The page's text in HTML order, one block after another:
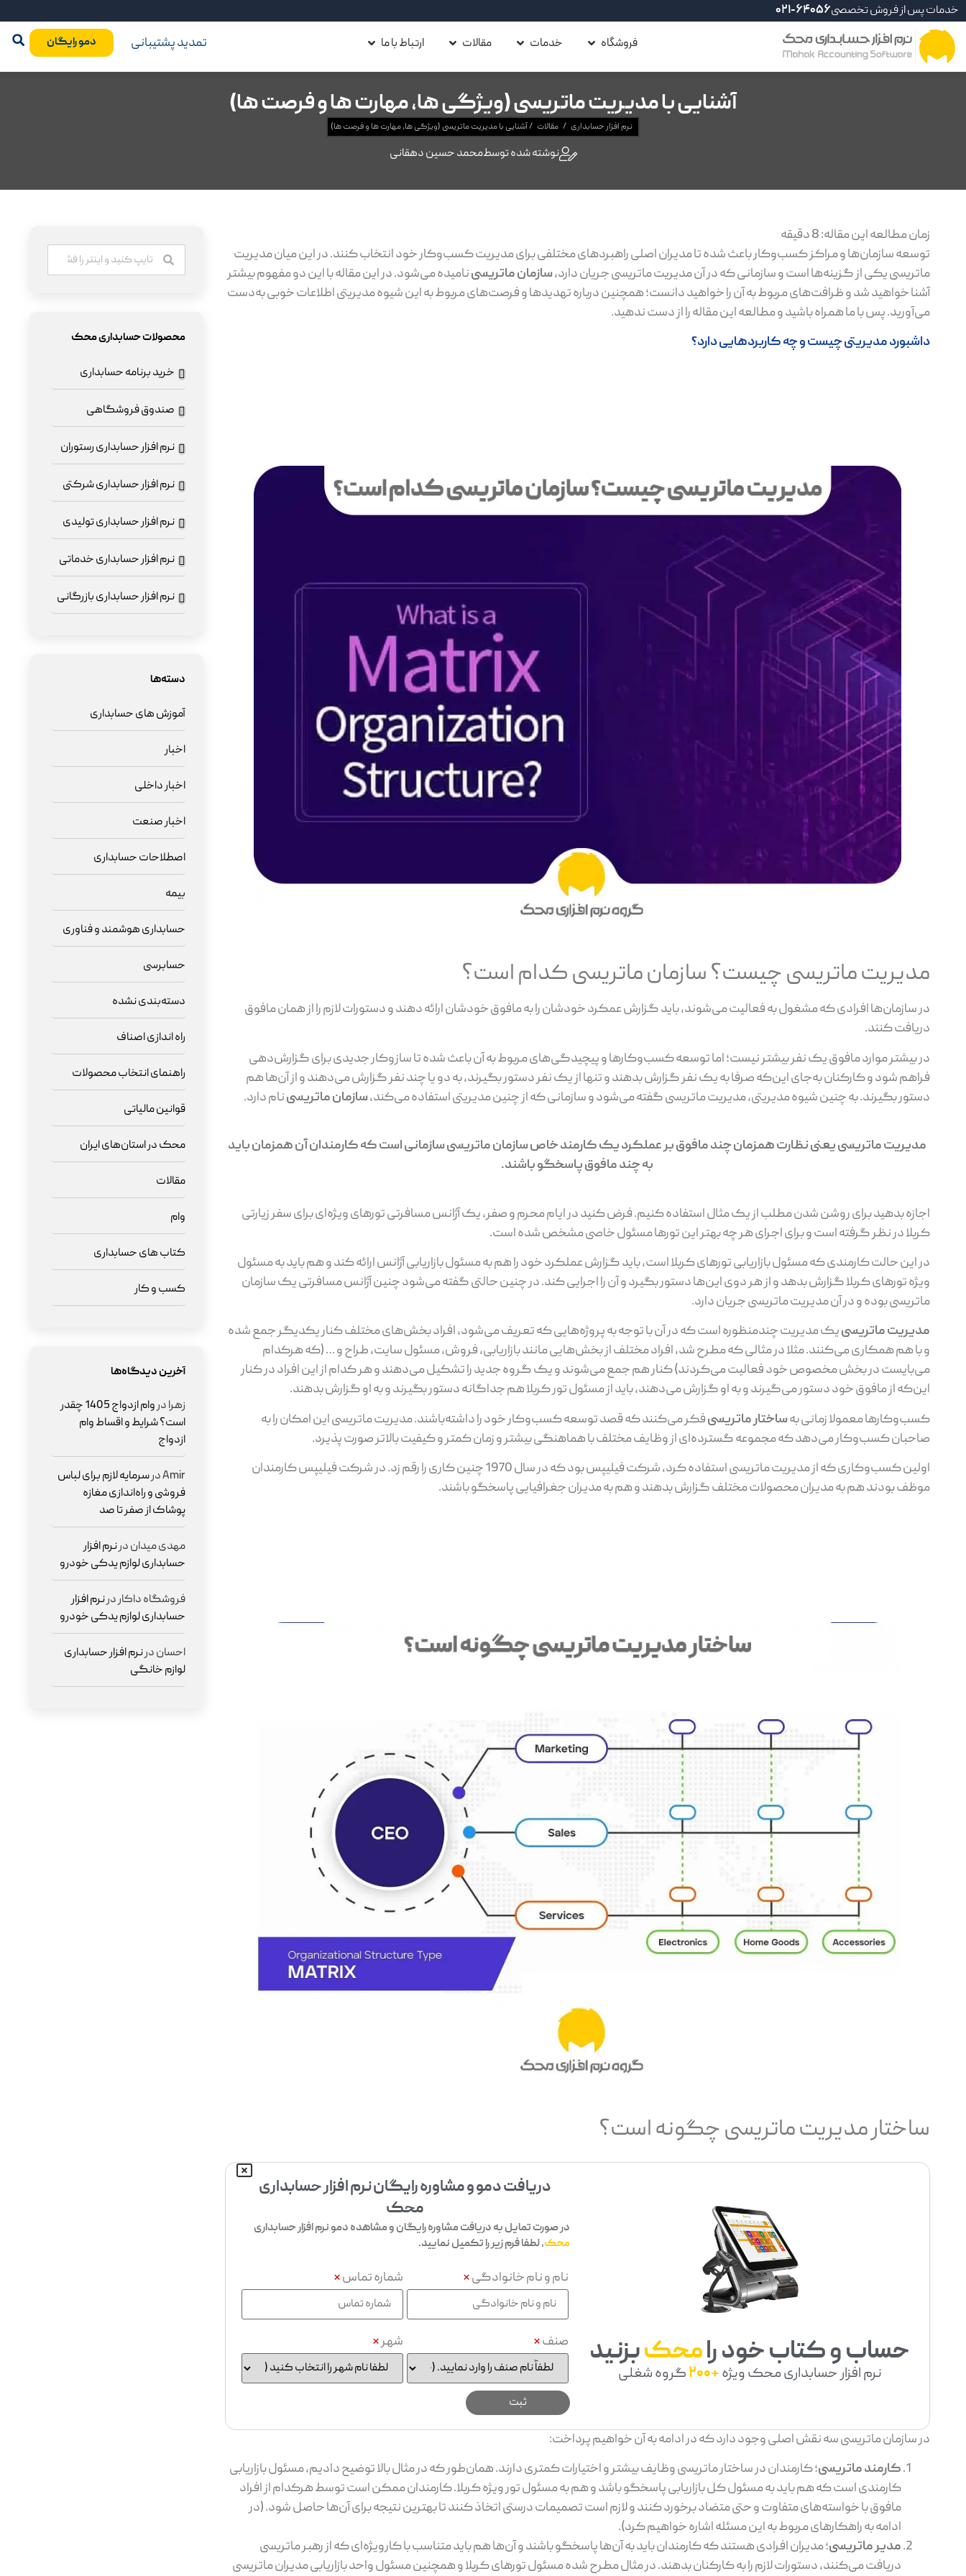
خدمات پس از فروش تخصصی021-64056
فروشگاه خدمات مقالات ارتباط با ما تمدید پشتیبانی دمو رایگان
آشنایی با مدیریت ماتریسی (ویژگی ها، مهارت ها و فرصت ها)
نرم افزار حسابداری / مقالات /آشنایی با مدیریت ماتریسی (ویژگی ها، مهارت ها و فرصت ها)
نوشته شده توسطمحمد حسین دهقانی
زمان مطالعه این مقاله:8دقیقه
توسعه سازمان‌ها و مراکز کسب‌وکار باعث شده تا مدیران اصلی راهبردهای مختلفی برای مدیریت کسب‌وکار خود انتخاب کنند. در این میان مدیریت
ماتریسی یکی از گزینه‌ها است و سازمانی که در آن مدیریت ماتریسی جریان دارد،سازمان ماتریسینامیده می‌شود. در این مقاله با این دو مفهوم بیشتر
آشنا خواهید شد و ظرافت‌های مربوط به آن را خواهید دانست؛ همچنین درباره تهدید‌ها و فرصت‌های مربوط به این شیوه مدیریتی اطلاعات خوبی به‌دست
می‌آورید. پس با ما همراه باشید و مطالعه این مقاله را از دست ندهید.
داشبورد مدیریتی چیست و چه کاربردهایی دارد؟
مدیریت ماتریسی چیست؟ سازمان ماتریسی کدام است؟
در سازمان‌ها افرادی که مشغول به فعالیت می‌شوند، باید گزارش عمکرد خودشان را به مافوق خودشان ارائه دهند و دستورات لازم را از همان مافوق
دریافت کنند.
در بیشتر موارد مافوق یک نفر بیشتر نیست؛ اما توسعه کسب‌وکارها و پیچیدگی‌های مربوط به آن باعث شده تا سازوکار جدیدی برای گزارش‌دهی
فراهم شود و کارکنان به‌جای این‌که صرفا به یک نفر گزارش بدهند و تنها از یک نفر دستور بگیرند، به دو یا چند نفر گزارش می‌دهند و از آن‌ها هم
دستور بگیرند. به چنین شیوه مدیریتی، مدیریت ماتریسی گفته می‌شود و سازمانی که از چنین مدیریتی استفاده می‌کند،سازمان ماتریسینام دارد.
مدیریت ماتریسی یعنی نظارت همزمان چند مافوق بر عملکرد یک کارمند خاص سازمان ماتریسی سازمانی است که کارمندان آن همزمان باید
به چند مافوق پاسخگو باشند.
اجازه بدهید برای روشن شدن مطلب از یک مثال استفاده کنیم. فرض کنید در ایام محرم و صفر، یک آژانس مسافرتی تورهای ویژه‌ای برای سفر زیارتی
کربلا در نظر گرفته است و برای اجرای هر چه بهتر این تورها مسئول خاصی مشخص شده است.
در این حالت کارمندی که مسئول بازاریابی تورهای کربلا است، باید گزارش عملکرد خود را هم به مسئول بازاریابی آژانس ارائه کند و هم باید به مسئول
ویژه تورهای کربلا گزارش بدهد و از هر دوی این‌ها دستور بگیرد و آن را اجرایی کند. در چنین حالتی گفته می‌شود چنین آژانس مسافرتی یک سازمان
ماتریسی بوده و در آن مدیریت ماتریسی جریان دارد.
مدیریت ماتریسییک مدیریت چندمنظوره است که در آن با توجه به پروژه‌هایی که تعریف می‌شود، افراد بخش‌های مختلف کنار یکدیگر جمع شده
و با هم همکاری می‌کنند. مثلا در مثالی که مطرح شد، افراد مختلف از بخش‌هایی مانند بازاریابی، فروش، مسئول سایت، طراح و … (که هرکدام
می‌بایست در بخش مخصوص خود فعالیت می‌کردند) کنار هم جمع می‌شوند و یک گروه جدید را تشکیل می‌دهند و هر کدام از این افراد در کنار
این‌که از مافوق خود دستور می‌گیرند و به او گزارش می‌دهند، باید از مسئول تور کربلا هم جداگانه دستور بگیرند و به او گزارش بدهند.
کسب‌وکارها معمولا زمانی بهساختار ماتریسیفکر می‌کنند که قصد توسعه کسب‌وکار خود را داشته‌باشند. مدیریت ماتریسی این امکان را به
صاحبان کسب‌وکار می‌دهد که مجموعه گسترده‌ای از وظایف مختلف با هماهنگی بیشتر و زمان کمتر و کیفیت بالاتر صورت پذیرد.
اولین کسب‌وکاری که از مدیریت ماتریسی استفاده کرد، شرکت فیلیپس بود که در سال 1970 چنین کاری را رقم زد. در شرکت فیلیپس کارمندان
موظف بودند هم به مدیران محصولات مختلف گزارش بدهند و هم به مدیران جغرافیایی پاسخگو باشند.
ساختار مدیریت ماتریسی چگونه است؟
حساب و کتاب خود رامحکبزنید
نرم افزار حسابداری محک ویژه+200 گروه شغلی
دریافت دمو و مشاوره رایگان نرم افزار حسابداری
محک
در صورت تمایل به دریافت مشاوره رایگان و مشاهده دمو نرم افزار حسابداری
محک، لطفا فرم زیر را تکمیل نمایید.
نام و نام خانوادگی* شماره تماس*
صنف* شهر*
در سازمان ماتریسی سه نقش اصلی وجود دارد که در ادامه به آن خواهیم پرداخت:
کارمند ماتریسی؛ کارمندان در ساختار ماتریسی وظایف بیشتر و اختیارات کمتری دارند. همان‌طور که در مثال بالا توضیح دادیم، مسئول بازاریابی
کارمندی است که هم باید به مسئول کل بازاریابی پاسخگو باشد و هم به مسئول تور ویژه کربلا. کارمندان ممکن است توسط هرکدام از افراد
مافوق با خواسته‌های متفاوت و حتی متضاد برخورد کنند و لازم است تصمیمات درستی اتخاذ کنند تا بهترین نتیجه برای آن‌ها حاصل شود. (در
ادامه به راهکارهای مربوط به این مسئله اشاره خواهیم کرد).
مدیر ماتریسی؛ مدیران افرادی هستند که کارمندان باید به آن‌ها پاسخگو باشند و آن‌ها هم باید متناسب با کارویژه‌ای که از رهبر ماتریسی
دریافت می‌کنند، دستورات لازم را به کارکنان بدهند. در مثال مطرح شده مسئول تورهای کربلا و همچنین مسئول واحد بازاریابی مدیران ماتریسی
محصولات حسابداری محک
خرید برنامه حسابداری
صندوق فروشگاهی
نرم افزار حسابداری رستوران
نرم افزار حسابداری شرکتی
نرم افزار حسابداری تولیدی
نرم افزار حسابداری خدماتی
نرم افزار حسابداری بازرگانی
دسته‌ها
آموزش های حسابداری
اخبار
اخبار داخلی
اخبار صنعت
اصطلاحات حسابداری
بیمه
حسابداری هوشمند و فناوری
حسابرسی
دسته‌بندی نشده
راه اندازی اصناف
راهنمای انتخاب محصولات
قوانین مالیاتی
محک در استان‌های ایران
مقالات
وام
کتاب های حسابداری
کسب و کار
آخرین دیدگاه‌ها
زهرادر
وام ازدواج 1405 چقدر
است؟ شرایط و اقساط وام
ازدواج
Amirدرسرمایه لازم برای لباس
فروشی و راه‌اندازی مغازه
پوشاک از صفر تا صد
مهدی میداندرنرم افزار
حسابداری لوازم یدکی خودرو
فروشگاه داکاردرنرم افزار
حسابداری لوازم یدکی خودرو
احساندرنرم افزار حسابداری
لوازم خانگی